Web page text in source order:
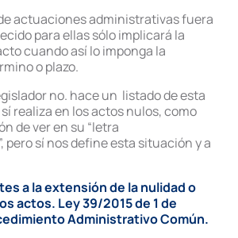
actuaciones administrativas fuera
para ellas sólo implicará la
cuando así lo imponga la
o plazo.
no. hace un listado de esta
realiza en los actos nulos, como
de ver en su “letra
pero sí nos define esta situación y a
a la extensión de la nulidad o
actos. Ley 39/2015 de 1 de
Administrativo Común.